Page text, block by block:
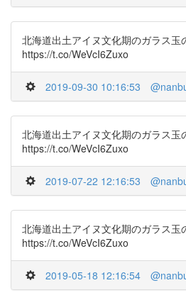
北海道出土アイヌ文化期のガラス玉
https://t.co/WeVcI6Zuxo
2019-09-30 10:16:53
北海道出土アイヌ文化期のガラス玉
https://t.co/WeVcI6Zuxo
2019-07-22 12:16:53
北海道出土アイヌ文化期のガラス玉
https://t.co/WeVcI6Zuxo
2019-05-18 12:16:54